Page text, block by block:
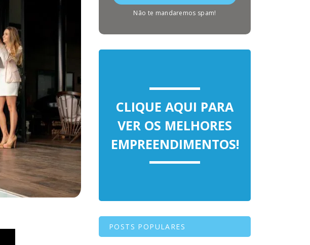
Não te mandaremos spam!
CLIQUE AQUI PARA
VER OS MELHORES
EMPREENDIMENTOS!
POSTS POPULARES